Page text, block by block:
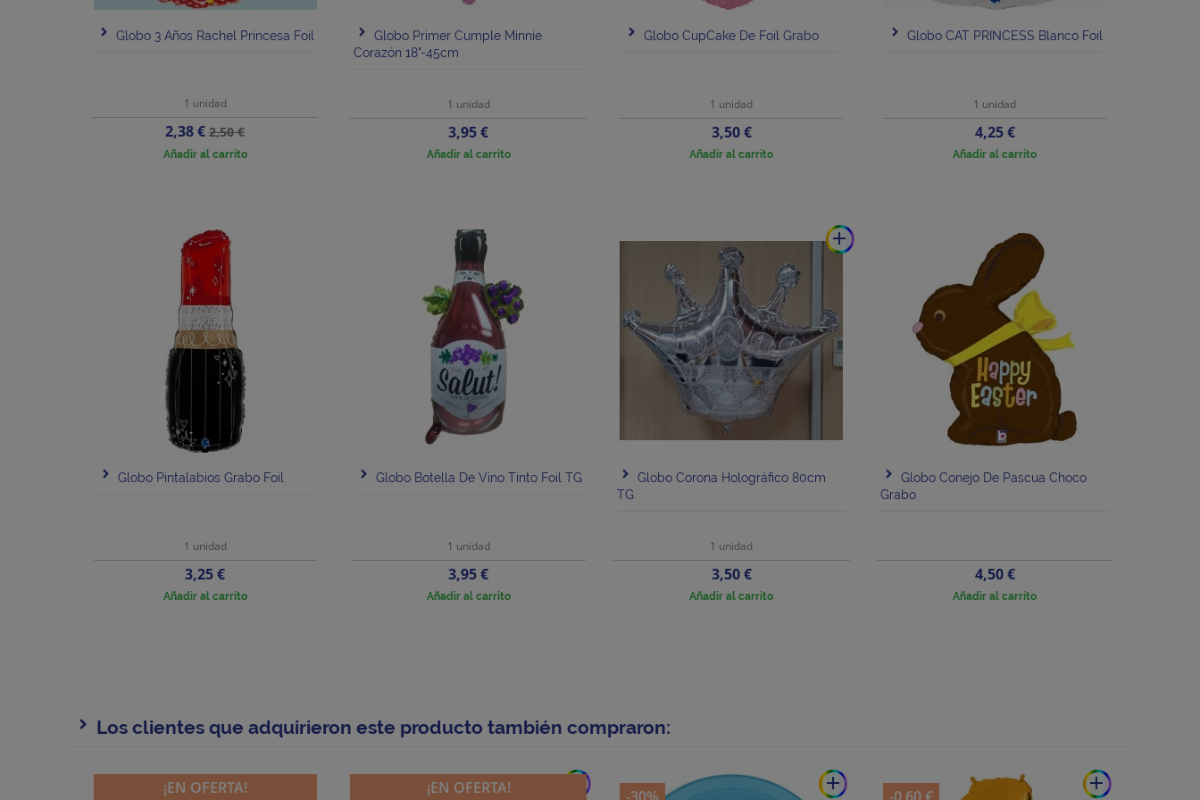
Globo 3 Años Rachel Princesa Foil
1 unidad
Precio
2,38 €Precio
base
2,50 €
Añadir al carrito
Globo Primer Cumple Minnie
Corazón 18"-45cm
1 unidad
Precio
3,95 €
Añadir al carrito
Globo CupCake De Foil Grabo
1 unidad
Precio
3,50 €
Añadir al carrito
Globo CAT PRINCESS Blanco Foil
1 unidad
Precio
4,25 €
Añadir al carrito
Globo Pintalabios Grabo Foil
1 unidad
Precio
3,25 €
Añadir al carrito
Globo Botella De Vino Tinto Foil TG
1 unidad
Precio
3,95 €
Añadir al carrito
add
Globo Corona Holográfico 80cm
TG
1 unidad
Precio
3,50 €
Añadir al carrito
Globo Conejo De Pascua Choco
Grabo
Precio
4,50 €
Añadir al carrito
Los clientes que adquirieron este producto también compraron:
¡EN OFERTA! add
¡EN OFERTA! add add